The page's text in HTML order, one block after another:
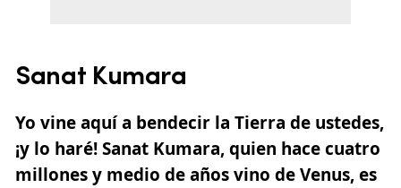
Sanat Kumara
Yo vine aquí a bendecir la Tierra de ustedes,
¡y lo haré! Sanat Kumara, quien hace cuatro
millones y medio de años vino de Venus, es